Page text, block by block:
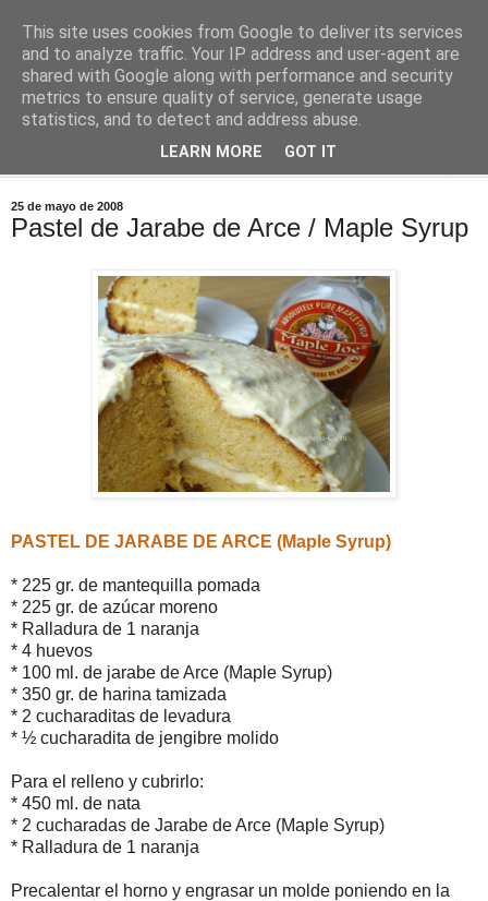
Comoju
La Cocina del Día a Día y el día a día de la Gastronomía
25 de mayo de 2008
Pastel de Jarabe de Arce / Maple Syrup
PASTEL DE JARABE DE ARCE (Maple Syrup)
* 225 gr. de mantequilla pomada
* 225 gr. de azúcar moreno
* Ralladura de 1 naranja
* 4 huevos
* 100 ml. de jarabe de Arce (Maple Syrup)
* 350 gr. de harina tamizada
* 2 cucharaditas de levadura
* ½ cucharadita de jengibre molido
Para el relleno y cubrirlo:
* 450 ml. de nata
* 2 cucharadas de Jarabe de Arce (Maple Syrup)
* Ralladura de 1 naranja
Precalentar el horno y engrasar un molde poniendo en la
This site uses cookies from Google to deliver its services
and to analyze traffic. Your IP address and user-agent are
shared with Google along with performance and security
metrics to ensure quality of service, generate usage
statistics, and to detect and address abuse.
LEARN MORE GOT IT